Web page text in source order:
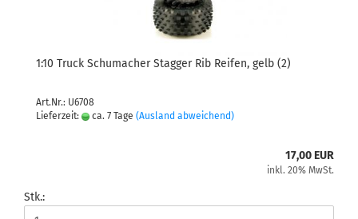
1:10 Truck Schumacher Stagger Rib Reifen, gelb (2)
Art.Nr.: U6708
Lieferzeit:
ca. 7 Tage (Ausland abweichend)
17,00 EUR
inkl. 20% MwSt.
Stk.: